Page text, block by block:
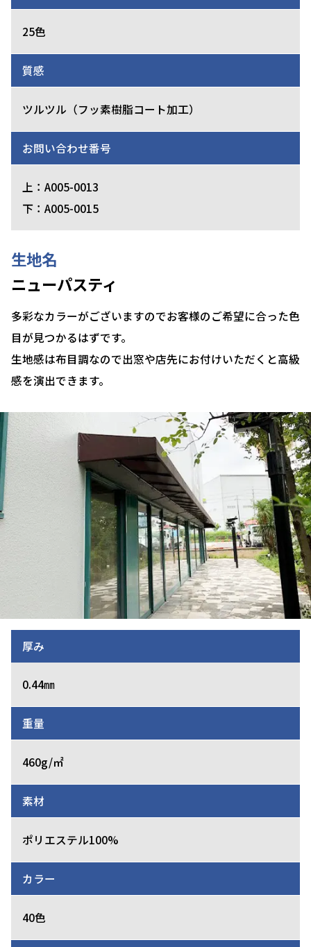
25色
質感
ツルツル（フッ素樹脂コート加工）
お問い合わせ番号
上：A005-0013
下：A005-0015
生地名
ニューパスティ
多彩なカラーがございますのでお客様のご希望に合った色
目が見つかるはずです。
生地感は布目調なので出窓や店先にお付けいただくと高級
感を演出できます。
厚み
0.44㎜
重量
460g/㎡
素材
ポリエステル100%
カラー
40色